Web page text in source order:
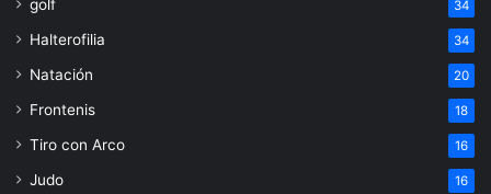
golf 34
Halterofilia 34
Natación 20
Frontenis 18
Tiro con Arco 16
Judo 16